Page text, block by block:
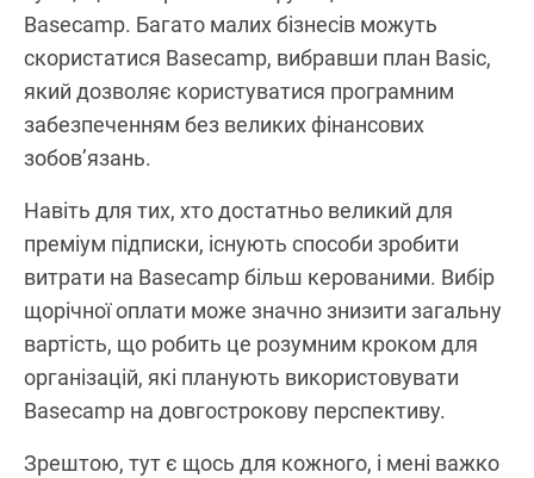
Basecamp. Багато малих бізнесів можуть
скористатися Basecamp, вибравши план Basic,
який дозволяє користуватися програмним
забезпеченням без великих фінансових
зобов’язань.
Навіть для тих, хто достатньо великий для
преміум підписки, існують способи зробити
витрати на Basecamp більш керованими. Вибір
щорічної оплати може значно знизити загальну
вартість, що робить це розумним кроком для
організацій, які планують використовувати
Basecamp на довгострокову перспективу.
Зрештою, тут є щось для кожного, і мені важко